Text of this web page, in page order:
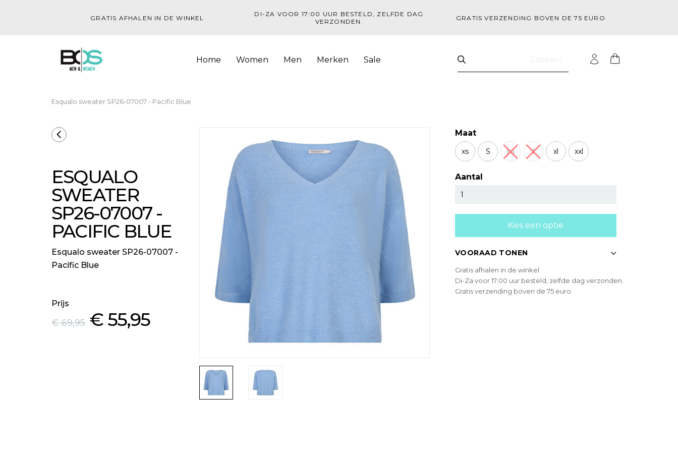
GRATIS AFHALEN IN DE WINKEL
DI-ZA VOOR 17:00 UUR BESTELD, ZELFDE DAG
VERZONDEN.
GRATIS VERZENDING BOVEN DE 75 EURO
Home Women Men Merken Sale
Esqualo sweater SP26-07007 - Pacific Blue
ESQUALO
SWEATER
SP26-07007 -
PACIFIC BLUE
Esqualo sweater SP26-07007 -
Pacific Blue
Prijs
€ 69,95 € 55,95
Maat
xs S m l xl xxl
Aantal
Kies een optie
VOORAAD TONEN
Gratis afhalen in de winkel
Di-Za voor 17:00 uur besteld, zelfde dag verzonden.
Gratis verzending boven de 75 euro